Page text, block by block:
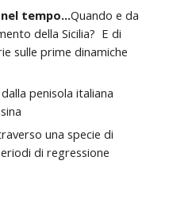
nel tempo…Quando e da
della Sicilia? E di
sulle prime dinamiche
penisola italiana
una specie di
di regressione